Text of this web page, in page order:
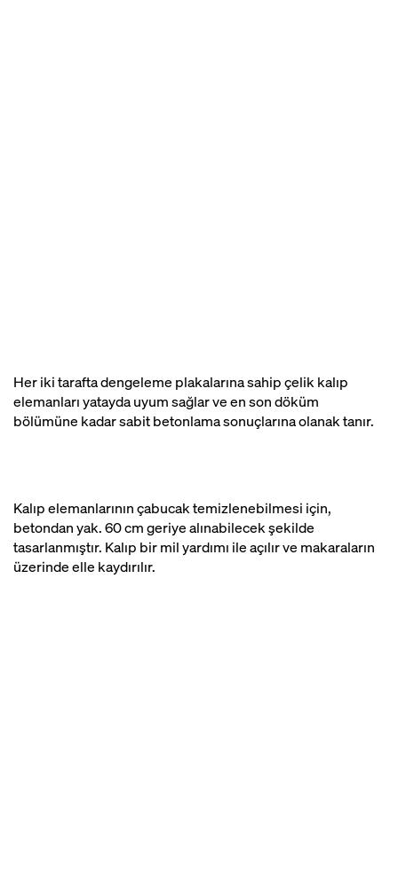
Her iki tarafta dengeleme plakalarına sahip çelik kalıp
elemanları yatayda uyum sağlar ve en son döküm
bölümüne kadar sabit betonlama sonuçlarına olanak tanır.
Kalıp elemanlarının çabucak temizlenebilmesi için,
betondan yak. 60 cm geriye alınabilecek şekilde
tasarlanmıştır. Kalıp bir mil yardımı ile açılır ve makaraların
üzerinde elle kaydırılır.